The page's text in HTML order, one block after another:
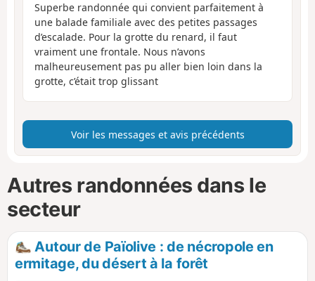
Superbe randonnée qui convient parfaitement à
une balade familiale avec des petites passages
d’escalade. Pour la grotte du renard, il faut
vraiment une frontale. Nous n’avons
malheureusement pas pu aller bien loin dans la
grotte, c’était trop glissant
Voir les messages et avis précédents
Autres randonnées dans le
secteur
Autour de Païolive : de nécropole en
ermitage, du désert à la forêt